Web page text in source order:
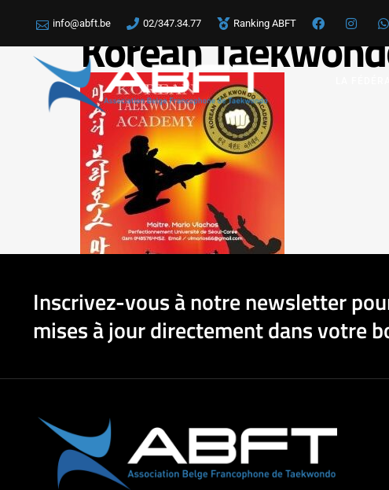
info@abft.be 02/347.34.77 Ranking ABFT
Korean
Inscrivez-vous à notre newsletter
mises à jour directement dans votre